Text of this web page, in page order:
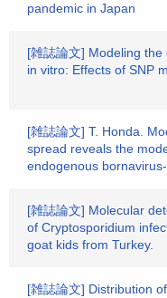
pandemic in Japan
[雑誌論文] Modeling
in vitro: Effects of SNP
[雑誌論文] T. Honda.
spread reveals the
endogenous
[雑誌論文] Molecular
of Cryptosporidium
goat kids from Turkey.
[雑誌論文] Distribution